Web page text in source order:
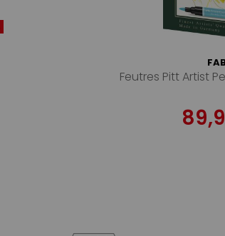
Feutres Pitt Artist